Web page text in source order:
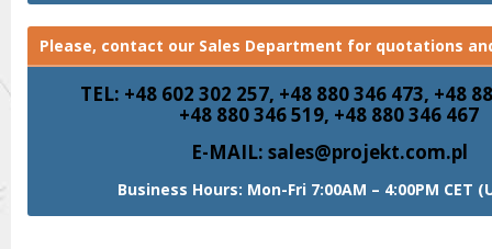
Please, contact our Sales Department for quotations
TEL: +48 602 302 257, +48 880 346 473, +48
+48 880 346 519, +48 880 346 467
E-MAIL: sales@projekt.com.pl
Business Hours: Mon-Fri 7:00AM – 4:00PM CET